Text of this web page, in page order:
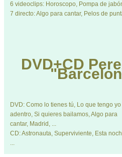
6 videoclips: Horoscopo, Pompa de
7 directo: Algo para cantar, Pelos de
DVD+CD
DVD: Como lo tienes tú, Lo que tengo yo
adentro, Si quieres bailamos, Algo para
cantar, Madrid, ...
CD: Astronauta, Superviviente, Esta
...